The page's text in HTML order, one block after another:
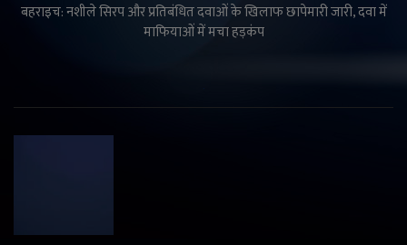
बहराइच: नशीले सिरप और प्रतिबंधित दवाओं के खिलाफ छापेमारी जारी, दवा में
माफियाओं में मचा हड़कंप